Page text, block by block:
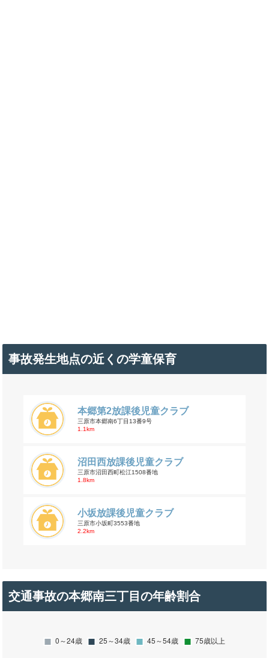
事故発生地点の近くの学童保育
本郷第2放課後児童クラブ
三原市本郷南6丁目13番9号
1.1km
沼田西放課後児童クラブ
三原市沼田西町松江1508番地
1.8km
小坂放課後児童クラブ
三原市小坂町3553番地
2.2km
交通事故の本郷南三丁目の年齢割合